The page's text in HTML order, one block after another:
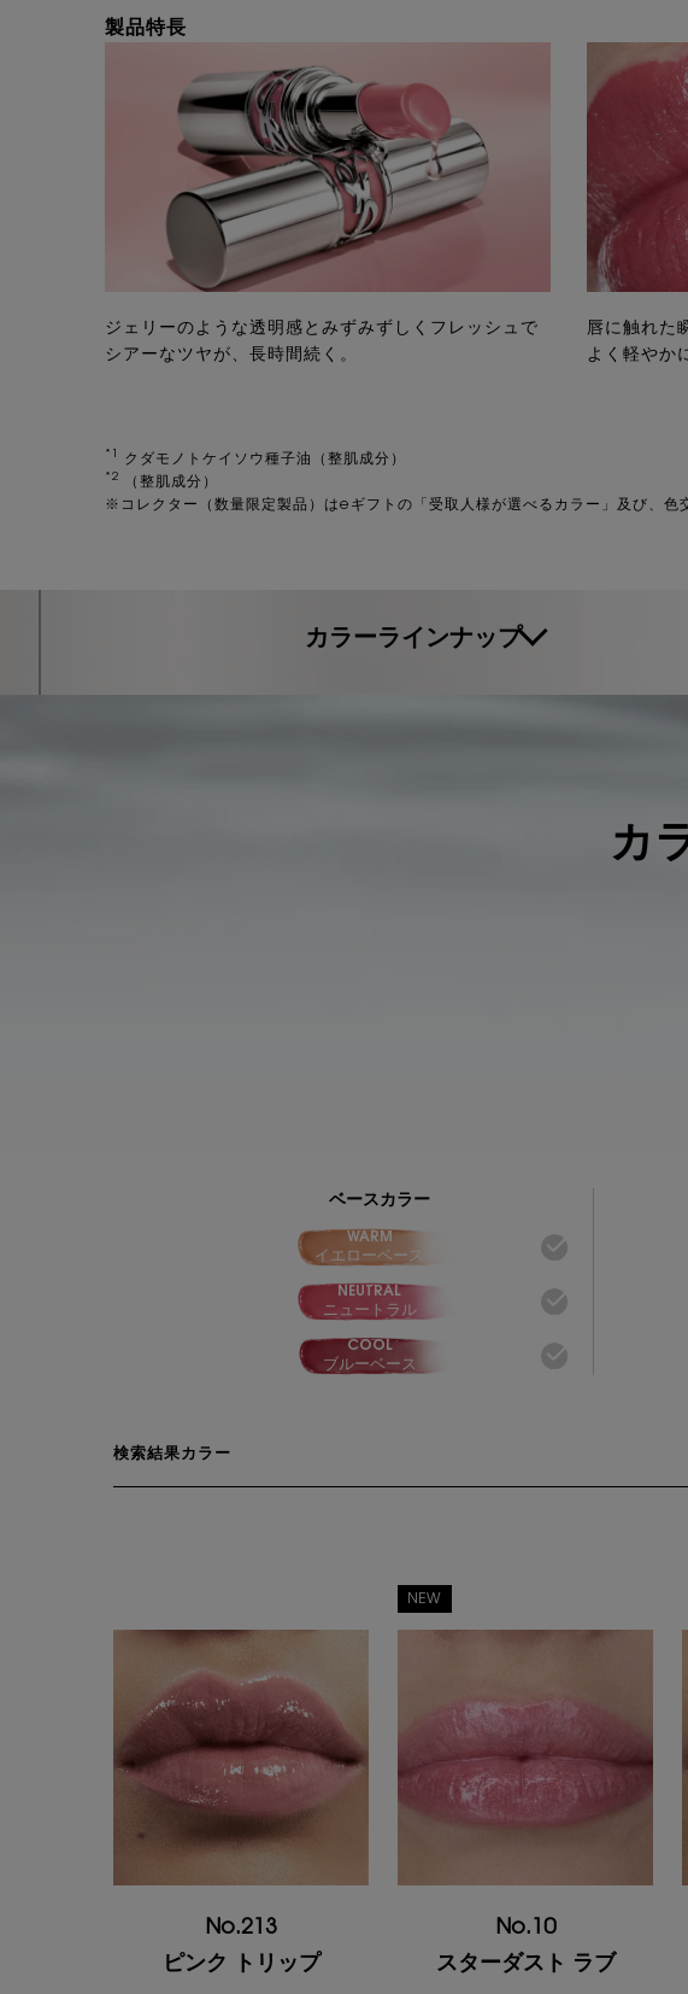
製品特長
ジェリーのような透明感とみずみずしくフレッシュで
シアーなツヤが、長時間続く。
唇に触れた
よく軽やか
*1 クダモノトケイソウ種子油（整肌成分）
*2
（整肌成分）
※コレクター（数量限定製品）はeギフトの「受取人様が選べるカラー」及び、色
カラーラインナップ
カ
ベースカラー
WARM
イエローベース
NEUTRAL
ニュートラル
COOL
ブルーベース
検索結果カラー
No.213
ピンク トリップ
NEW
No.10
スターダスト ラブ